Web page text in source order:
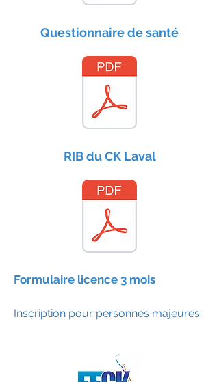
Questionnaire de santé
RIB du CK Laval
Formulaire licence 3 mois
Inscription pour personnes majeures